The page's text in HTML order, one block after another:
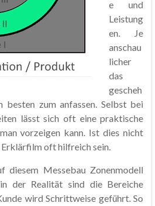
e und
Leistung
en. Je
anschau
licher
das
gescheh
besten zum anfassen. Selbst bei
lässt sich oft eine praktische
vorzeigen kann. Ist dies nicht
oft hilfreich sein.
diesem Messebau Zonenmodell
der Realität sind die Bereiche
wird Schrittweise geführt. So